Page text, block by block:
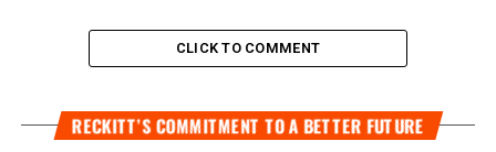
CLICK TO COMMENT
RECKITT’S COMMITMENT TO A BETTER FUTURE